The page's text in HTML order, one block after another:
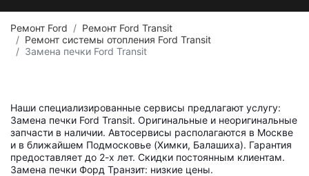
Ремонт Ford
Ремонт Ford Transit
Ремонт системы отопления Ford Transit
Замена печки Ford Transit
Наши специализированные сервисы предлагают услугу:
Замена печки Ford Transit. Оригинальные и неоригинальные
запчасти в наличии. Автосервисы располагаются в Москве
и в ближайшем Подмосковье (Химки, Балашиха). Гарантия
предоставляет до 2-х лет. Скидки постоянным клиентам.
Замена печки Форд Транзит: низкие цены.